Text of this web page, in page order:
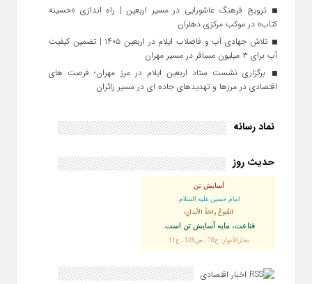
ترویج فرهنگ عاشورایی در مسیر اربعین | راه‌ اندازی «حسینه
کتاب» در موکب مرکزی دهلران
تلاش جهادی آب و فاضلاب ایلام در اربعین ۱۴۰۵ | تضمین کیفیت
آب برای ۳ میلیون مسافر در مسیر مهران
برگزاری نشست ستاد اربعین ایلام در مرز مهران؛ فرصت‌ های
اقتصادی در مرزها و تهدیدهای جاده‌ ای در مسیر زائران
نماد رسانه
حدیث روز
آسایش تن
امام حسین علیه السلام:
القُنوعُ راحَةُ الأبدانِ؛
قناعت، مايه آسايش تن است.
بحارالأنوار: ج78 ، ص128 ، ح11
اخبار اقتصادی